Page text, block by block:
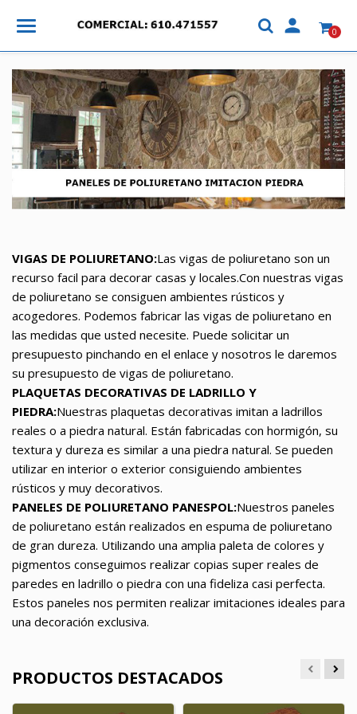
 0
VIGAS DE POLIURETANO:Las vigas de poliuretano son un
recurso facil para decorar casas y locales.Con nuestras vigas
de poliuretano se consiguen ambientes rústicos y
acogedores. Podemos fabricar las vigas de poliuretano en
las medidas que usted necesite. Puede solicitar un
presupuesto pinchando en el enlace y nosotros le daremos
su presupuesto de vigas de poliuretano.
PLAQUETAS DECORATIVAS DE LADRILLO Y
PIEDRA:Nuestras plaquetas decorativas imitan a ladrillos
reales o a piedra natural. Están fabricadas con hormigón, su
textura y dureza es similar a una piedra natural. Se pueden
utilizar en interior o exterior consiguiendo ambientes
rústicos y muy decorativos.
PANELES DE POLIURETANO PANESPOL:Nuestros paneles
de poliuretano están realizados en espuma de poliuretano
de gran dureza. Utilizando una amplia paleta de colores y
pigmentos conseguimos realizar copias super reales de
paredes en ladrillo o piedra con una fideliza casi perfecta.
Estos paneles nos permiten realizar imitaciones ideales para
una decoración exclusiva.
PRODUCTOS DESTACADOS